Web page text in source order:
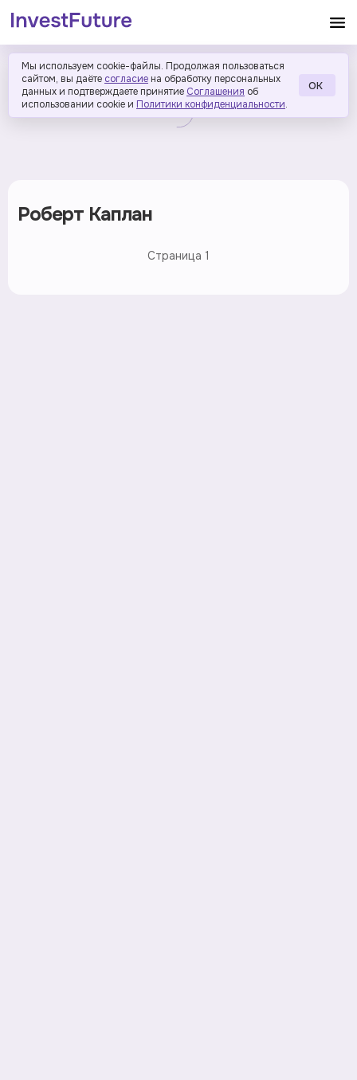
Мы используем cookie-файлы. Продолжая пользоваться
сайтом, вы даёте согласие на обработку персональных
данных и подтверждаете принятие Соглашения об
использовании cookie и Политики конфиденциальности.
ОК
Роберт Каплан
Страница 1